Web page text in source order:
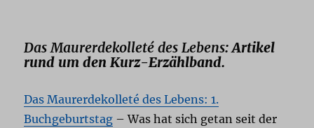
Das Maurerdekolleté des Lebens: Artikel
rund um den Kurz-Erzählband.
Das Maurerdekolleté des Lebens: 1.
Buchgeburtstag – Was hat sich getan seit der